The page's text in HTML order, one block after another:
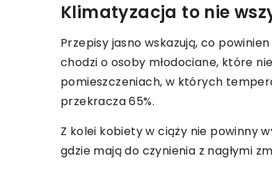
Klimatyzacja to nie
Przepisy jasno wskazują, co
chodzi o osoby młodociane, które
pomieszczeniach, w których
przekracza 65%.
Z kolei kobiety w ciąży nie powinny
gdzie mają do czynienia z nagłymi